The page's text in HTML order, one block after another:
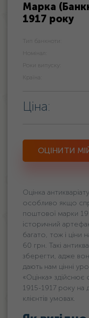
Марка
1917 року
Тип банкноти:
Номінал:
Роки випуску:
Країна:
Ціна:
ОЦІНИТИ
Оцінка
особливо якщо
поштової марки
історичний
багато, тож і ціни
60 грн. Такі
зберегти, адже
дають нам цінні
«Оцінка» здійснює
1915-1917 року на
клієнтів умовах.